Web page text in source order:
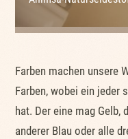
Farben machen unsere
Farben, wobei ein jeder
hat. Der eine mag Gelb,
anderer Blau oder alle